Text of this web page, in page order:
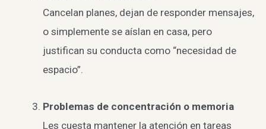
Cancelan planes, dejan de responder mensajes,
o simplemente se aíslan en casa, pero
justifican su conducta como “necesidad de
espacio”.
Problemas de concentración o memoria
Les cuesta mantener la atención en tareas